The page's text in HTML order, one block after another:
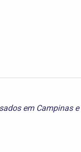
em Campinase